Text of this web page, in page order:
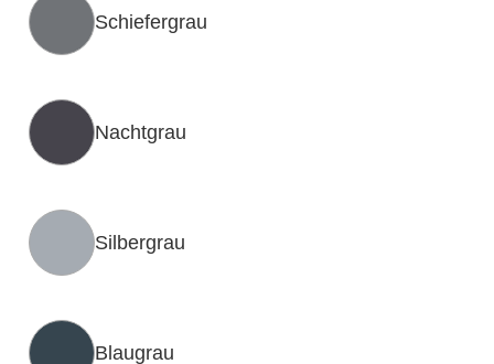
Schiefergrau
Nachtgrau
Silbergrau
Blaugrau